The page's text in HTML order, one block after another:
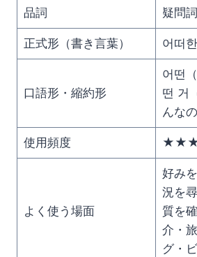
品詞 疑問
正式形（書き言葉） 어떠
口語形・縮約形
어떤
떤 거
んなの
使用頻度
よく使う場面
好み
況を
質を
介・
グ・